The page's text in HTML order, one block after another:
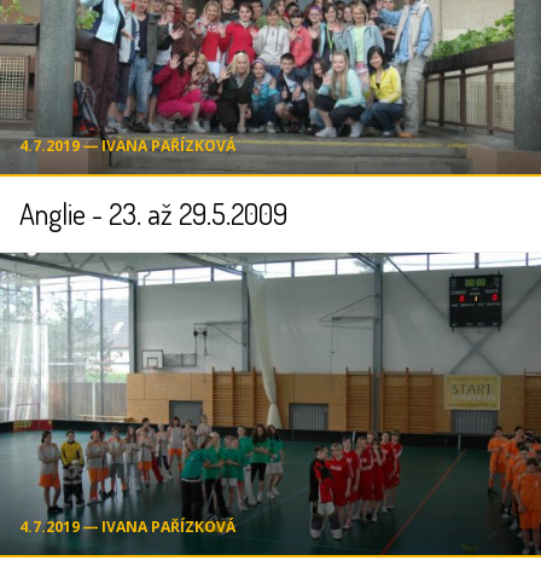
4.7.2019 ― IVANA PAŘÍZKOVÁ
Anglie - 23. až 29.5.2009
4.7.2019 ― IVANA PAŘÍZKOVÁ